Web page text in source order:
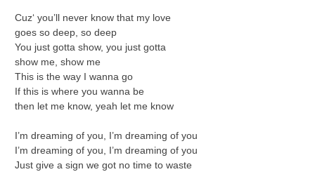
Cuz‘ you’ll never know that my love
goes so deep, so deep
You just gotta show, you just gotta
show me, show me
This is the way I wanna go
If this is where you wanna be
then let me know, yeah let me know
I’m dreaming of you, I’m dreaming of you
I’m dreaming of you, I’m dreaming of you
Just give a sign we got no time to waste